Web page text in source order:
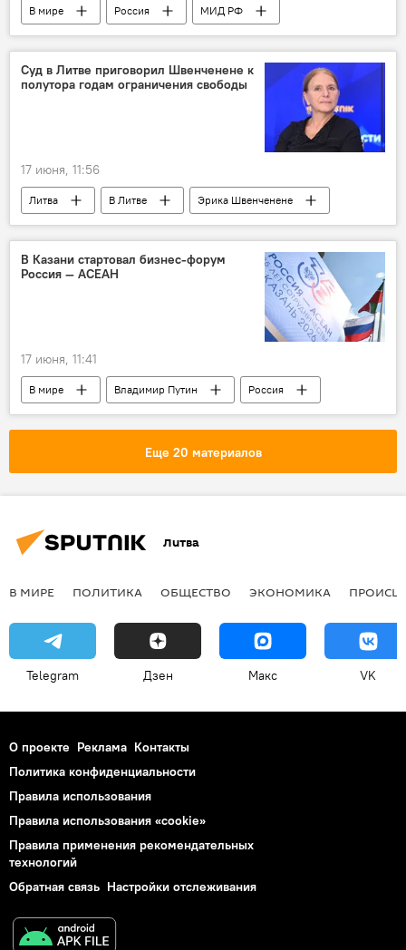
В мире Россия
МИД РФ
Мария Захарова
Минобороны РФ
ВМФ России
Ла-Манш
происшествие
Суд в Литве приговорил Швенченене к
полутора годам ограничения свободы
17 июня, 11:56
Литва В Литве
Эрика Швенченене
активисты
суд
приговор
КПП "Мядининкай"
Общество
Дело о расстреле на посту Мядининкай
В Казани стартовал бизнес-форум
Россия — АСЕАН
17 июня, 11:41
В мире Владимир Путин
Россия
Ассоциация государств Юго-Восточной Азии (АСЕАН)
Еще 20 материалов
Литва
В МИРЕ ПОЛИТИКА ОБЩЕСТВО ЭКОНОМИКА
Telegram Дзен Макс VK
О проекте Реклама Контакты
Политика конфиденциальности
Правила использования
Правила использования «cookie»
Правила применения рекомендательных
технологий
Обратная связь Настройки отслеживания